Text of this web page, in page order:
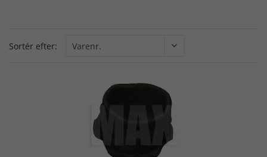
Sortér efter: